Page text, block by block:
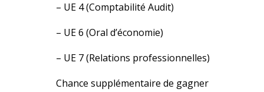
– UE 4 (Comptabilité Audit)
– UE 6 (Oral d’économie)
– UE 7 (Relations professionnelles)
Chance supplémentaire de gagner